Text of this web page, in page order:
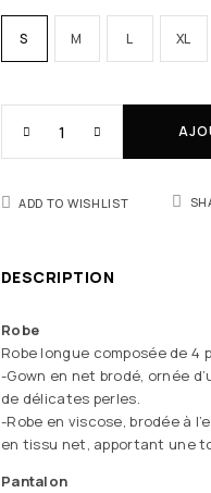
S M L XL
ADD TO WISHLIST
DESCRIPTION
Robe
Robe longue composée de 4
-Gown en net brodé, ornée
de délicates perles.
-Robe en viscose, brodée à
en tissu net, apportant une
Pantalon